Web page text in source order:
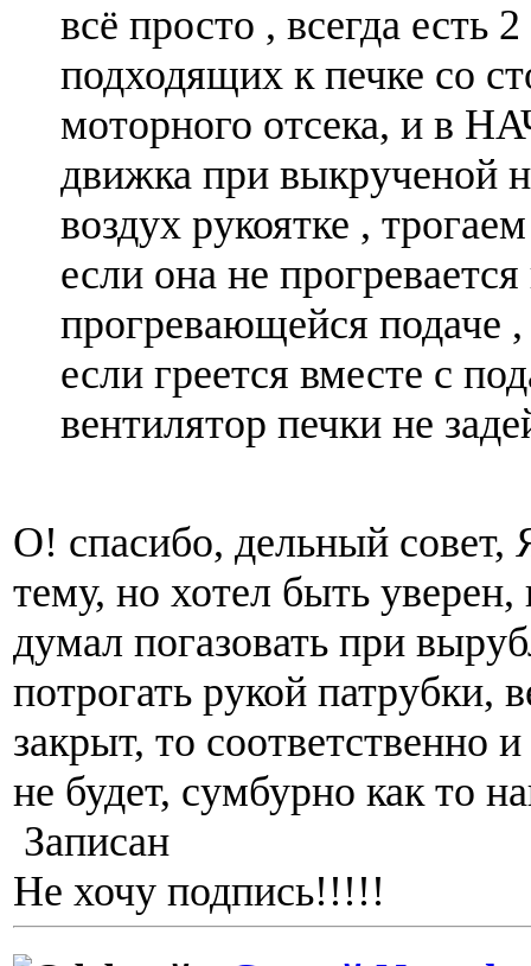
всё просто , всегда есть
подходящих к печке со
моторного отсека, и в
движка при выкрученой
воздух рукоятке ,
если она не
прогревающейся подаче ,
если греется вместе с
вентилятор печки не
О! спасибо, дельный совет,
тему, но хотел быть уверен,
думал погазовать при
потрогать рукой патрубки,
закрыт, то соответственно
не будет, сумбурно как то
Записан
Не хочу подпись!!!!!